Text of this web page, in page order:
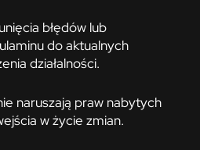
błędów lub
do aktualnych
działalności.
naruszają praw nabytych
w życie zmian.